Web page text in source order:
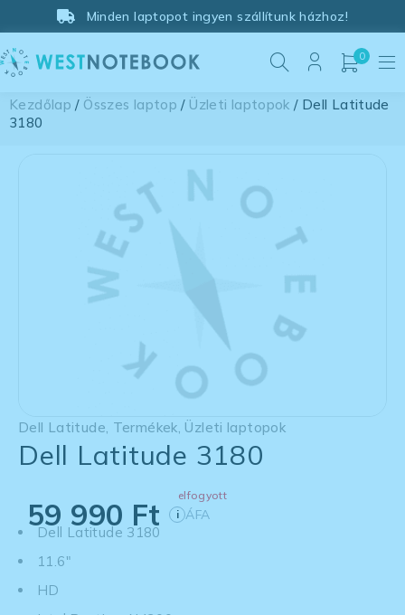
Minden laptopot ingyen szállítunk házhoz!
0
Kezdőlap / Összes laptop / Üzleti laptopok / Dell Latitude
3180
Dell Latitude Termékek Üzleti laptopok
Dell Latitude 3180
elfogyott
59 990 Ft i ÁFA
Dell Latitude 3180
11.6"
HD